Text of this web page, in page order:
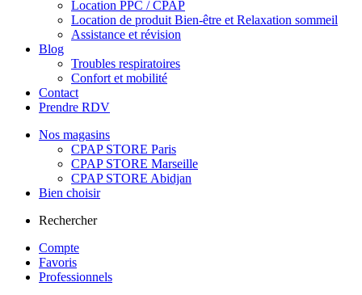
Location PPC / CPAP
Location de produit Bien-être et Relaxation sommeil
Assistance et révision
Blog
Troubles respiratoires
Confort et mobilité
Contact
Prendre RDV
Nos magasins
CPAP STORE Paris
CPAP STORE Marseille
CPAP STORE Abidjan
Bien choisir
Rechercher
Compte
Favoris
Professionnels